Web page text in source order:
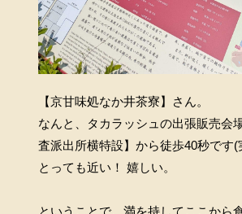
【京甘味処なか井茶寮】さん。
なんと、タカラッシュの出張販売会
査派出所横特設】から徒歩40秒です(
とっても近い！ 嬉しい。
ということで、満を持してここから